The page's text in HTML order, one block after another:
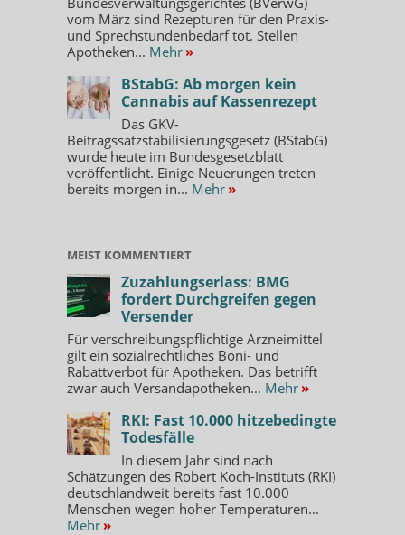
vom März sind Rezepturen für den Praxis-
und Sprechstundenbedarf tot. Stellen
Apotheken... Mehr »
BStabG: Ab morgen kein
Cannabis auf Kassenrezept
Das GKV-
Beitragssatzstabilisierungsgesetz (BStabG)
wurde heute im Bundesgesetzblatt
veröffentlicht. Einige Neuerungen treten
bereits morgen in... Mehr »
MEIST KOMMENTIERT
Zuzahlungserlass: BMG
fordert Durchgreifen gegen
Versender
Für verschreibungspflichtige Arzneimittel
gilt ein sozialrechtliches Boni- und
Rabattverbot für Apotheken. Das betrifft
zwar auch Versandapotheken... Mehr »
RKI: Fast 10.000 hitzebedingte
Todesfälle
In diesem Jahr sind nach
Schätzungen des Robert Koch-Instituts (RKI)
deutschlandweit bereits fast 10.000
Menschen wegen hoher Temperaturen...
Mehr »